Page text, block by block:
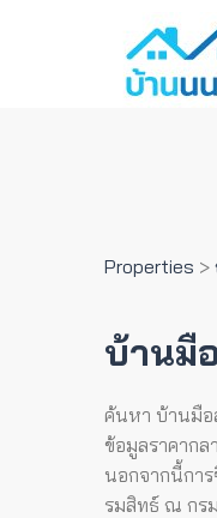
Properties >
บ้านมื
ค้นหา บ้านมือ
ข้อมูลราคากล
นอกจากนี้กา
รมสิทธ์ ณ กร